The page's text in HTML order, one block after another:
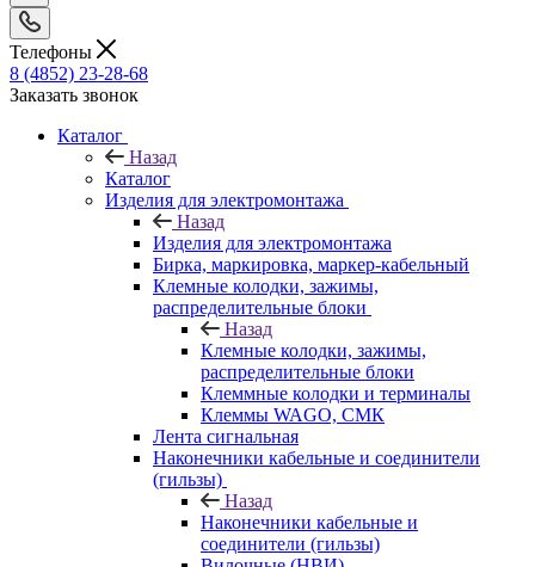
Телефоны
8 (4852) 23-28-68
Заказать звонок
Каталог
Назад
Каталог
Изделия для электромонтажа
Назад
Изделия для электромонтажа
Бирка, маркировка, маркер-кабельный
Клемные колодки, зажимы,
распределительные блоки
Назад
Клемные колодки, зажимы,
распределительные блоки
Клеммные колодки и терминалы
Клеммы WAGO, СМК
Лента сигнальная
Наконечники кабельные и соединители
(гильзы)
Назад
Наконечники кабельные и
соединители (гильзы)